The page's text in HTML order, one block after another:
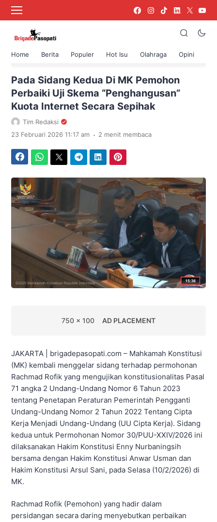
Home Berita Populer Hot Isu Olahraga Opini
›
Pada Sidang Kedua Di MK Pemohon
Perbaiki Uji Skema “Penghangusan”
Kuota Internet Secara Sepihak
Tim Redaksi
23 Februari 2026 11:17 am . 2 menit membaca
750 x 100 AD PLACEMENT
JAKARTA | brigadepasopati.com – Mahkamah Konstitusi
(MK) kembali menggelar sidang terhadap permohonan
Rachmad Rofik yang mengujikan konstitusionalitas Pasal
71 angka 2 Undang-Undang Nomor 6 Tahun 2023
tentang Penetapan Peraturan Pemerintah Pengganti
Undang-Undang Nomor 2 Tahun 2022 Tentang Cipta
Kerja Menjadi Undang-Undang (UU Cipta Kerja). Sidang
kedua untuk Permohonan Nomor 30/PUU-XXIV/2026 ini
dilaksanakan Hakim Konstitusi Enny Nurbaningsih
bersama dengan Hakim Konstitusi Anwar Usman dan
Hakim Konstitusi Arsul Sani, pada Selasa (10/2/2026) di
MK.
Rachmad Rofik (Pemohon) yang hadir dalam
persidangan secara daring menyebutkan perbaikan